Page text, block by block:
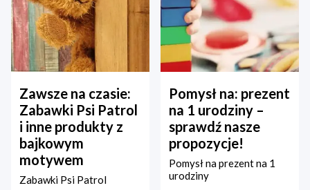
Zawsze na czasie:
Zabawki Psi Patrol
i inne produkty z
bajkowym
motywem
Zabawki Psi Patrol
Pomysł na: prezent
na 1 urodziny –
sprawdź nasze
propozycje!
Pomysł na prezent na 1
urodziny